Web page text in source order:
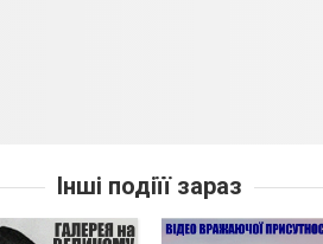
Інші подіїї зараз